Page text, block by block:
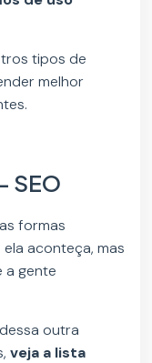
tipos de
melhor
SEO
formas
aconteça, mas
a gente
outra
veja a lista